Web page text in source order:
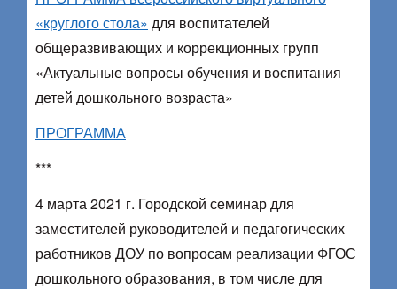
«круглого стола» для воспитателей
общеразвивающих и коррекционных групп
«Актуальные вопросы обучения и воспитания
детей дошкольного возраста»
ПРОГРАММА
***
4 марта 2021 г. Городской семинар для
заместителей руководителей и педагогических
работников ДОУ по вопросам реализации ФГОС
дошкольного образования, в том числе для